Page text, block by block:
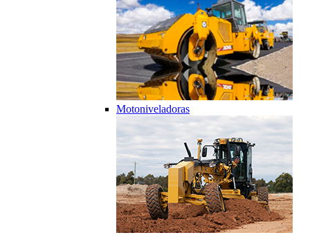
Motoniveladoras